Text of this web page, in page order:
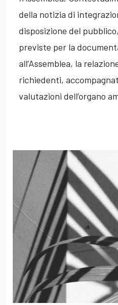
della notizia di
disposizione del
previste per la
all’Assemblea, la
richiedenti,
valutazioni dell’organo